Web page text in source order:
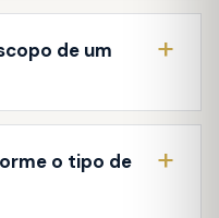
de um
o tipo de